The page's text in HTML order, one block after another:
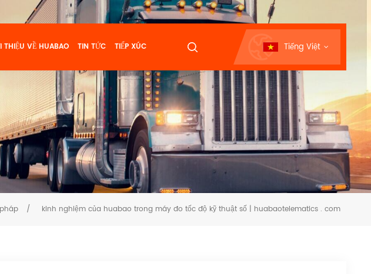
THIỆU VỀ HUABAO TIN TỨC TIẾP XÚC Tiếng Việt
/ kinh nghiệm của huabao trong máy đo tốc độ kỹ thuật số | huabaotelematics . com